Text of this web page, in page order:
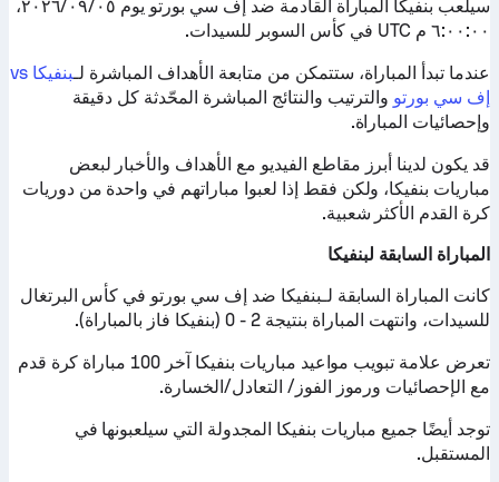
سيلعب بنفيكا المباراة القادمة ضد إف سي بورتو يوم ٠٥‏/٠٩‏/٢٠٢٦،
٦:٠٠:٠٠ م UTC في كأس السوبر للسيدات.
عندما تبدأ المباراة، ستتمكن من متابعة الأهداف المباشرة لـ
بنفيكا vs
إف سي بورتو والترتيب والنتائج المباشرة المحّدثة كل دقيقة
وإحصائيات المباراة.
قد يكون لدينا أبرز مقاطع الفيديو مع الأهداف والأخبار لبعض
مباريات بنفيكا، ولكن فقط إذا لعبوا مباراتهم في واحدة من دوريات
كرة القدم الأكثر شعبية.
المباراة السابقة لبنفيكا
كانت المباراة السابقة لـبنفيكا ضد إف سي بورتو في كأس البرتغال
للسيدات، وانتهت المباراة بنتيجة 2 - 0 (بنفيكا فاز بالمباراة).
تعرض علامة تبويب مواعيد مباريات بنفيكا آخر 100 مباراة كرة قدم
مع الإحصائيات ورموز الفوز/ التعادل/الخسارة.
توجد أيضًا جميع مباريات بنفيكا المجدولة التي سيلعبونها في
المستقبل.